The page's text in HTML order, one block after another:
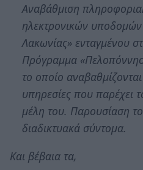
Αναβάθμιση
ηλεκτρονικών υποδομών
Λακωνίας» ενταγμένου
Πρόγραμμα
το οποίο
υπηρεσίες που παρέχει
μέλη του. Παρουσίαση
διαδικτυακά σύντομα.
Και βέβαια τα,